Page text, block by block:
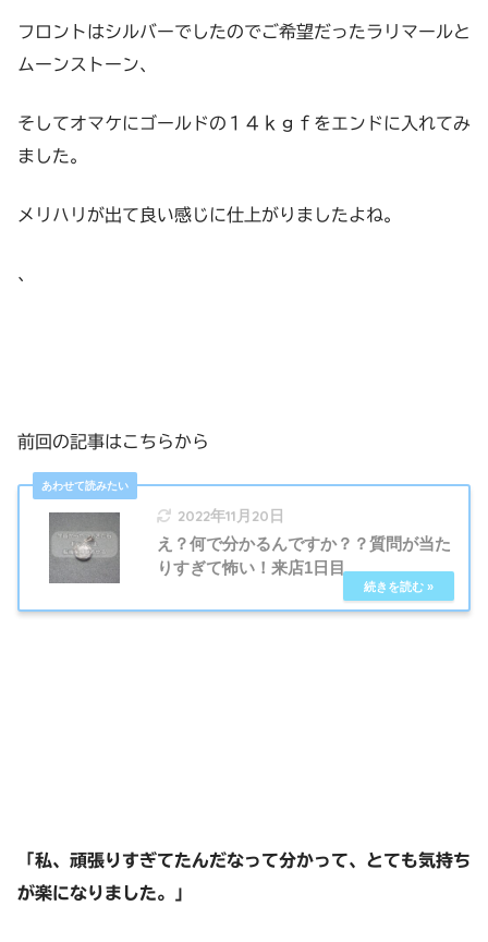
フロントはシルバーでしたのでご希望だったラリマールと
ムーンストーン、
そしてオマケにゴールドの１４ｋｇｆをエンドに入れてみ
ました。
メリハリが出て良い感じに仕上がりましたよね。
、
前回の記事はこちらから
2022年11月20日
え？何で分かるんですか？？質問が当た
りすぎて怖い！来店1日目
「私、頑張りすぎてたんだなって分かって、とても気持ち
が楽になりました。」